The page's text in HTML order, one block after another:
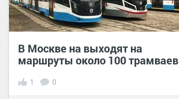
В Москве на выходят на
маршруты около 100 трамваев
1 0